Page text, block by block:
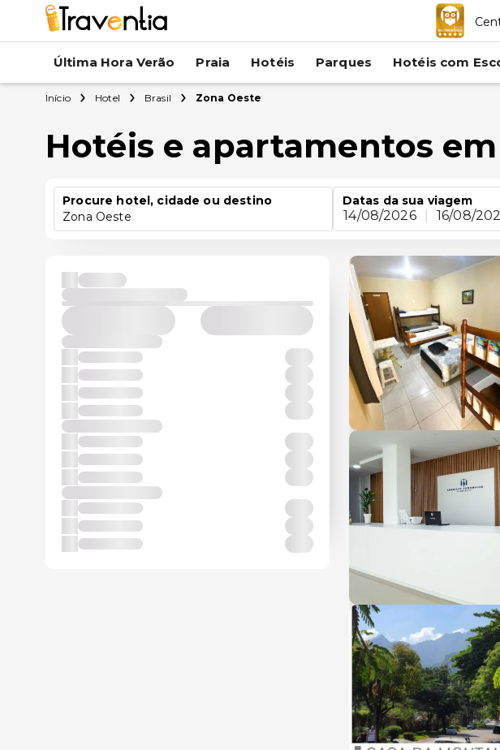
Última Hora Verão Praia Hotéis Parques Hotéis com
Início Hotel Brasil Zona Oeste
Hotéis e apartamentos
Procure hotel, cidade ou destino
Zona Oeste
Datas da sua viagem
14/08/2026 16/08/